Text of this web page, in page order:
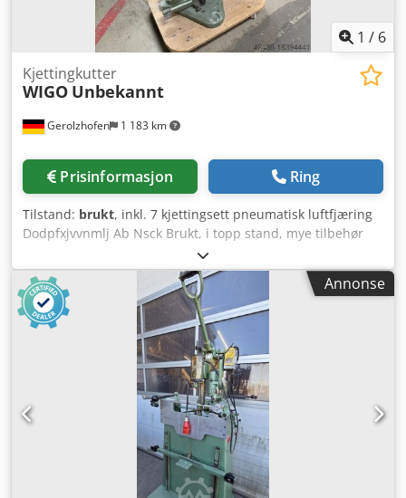
1 / 6
Gerolzhofen 1 183 km
Kjettingkutter
WIGO Unbekannt
Prisinformasjon Ring
Tilstand: brukt, inkl. 7 kjettingsett pneumatisk luftfjæring
Dodpfxjvvnmlj Ab Nsck Brukt, i topp stand, mye tilbehør
Merke: Wigo Stendere-maskin Kjettingsett: 7 stk Dørstøtte
Verkstykkestøtte, svingbar og vippbar for kileformede-
koniske hull Avsugtilkobling Ø 60 mm Plassbehov ca. 1100
mm x 700 mm x 2000 mm Vekt ca. 350 kg Lagersted: 97447
Gerolzhofen, fritt lastet, uemballert Overleveres i
nåværende tilstand som besiktiget uten garanti eller
Annonse